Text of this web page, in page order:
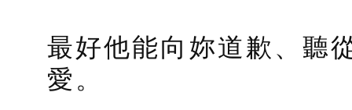
最好他能向妳道歉、聽
愛。